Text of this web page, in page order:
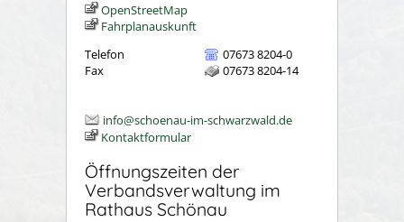
OpenStreetMap
Fahrplanauskunft
Telefon
07673 8204-0
Fax
07673 8204-14
info@schoenau-im-schwarzwald.de
Kontaktformular
Öffnungszeiten der
Verbandsverwaltung im
Rathaus Schönau